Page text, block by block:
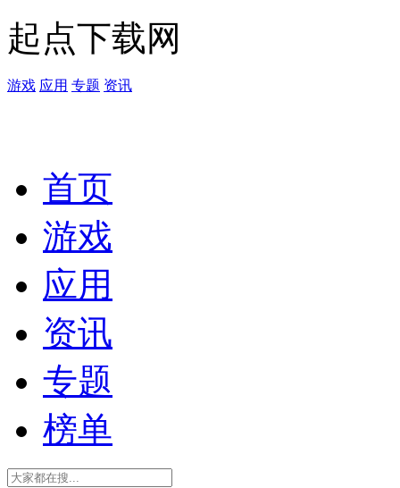
起点下载网
游戏 应用 专题 资讯
首页
游戏
应用
资讯
专题
榜单